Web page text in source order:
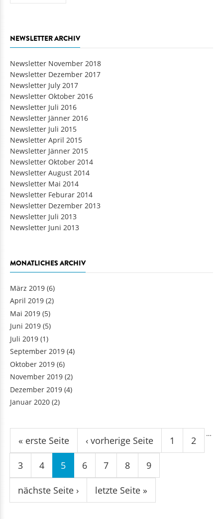
NEWSLETTER ARCHIV
Newsletter November 2018
Newsletter Dezember 2017
Newsletter July 2017
Newsletter Oktober 2016
Newsletter Juli 2016
Newsletter Jänner 2016
Newsletter Juli 2015
Newsletter April 2015
Newsletter Jänner 2015
Newsletter Oktober 2014
Newsletter August 2014
Newsletter Mai 2014
Newsletter Feburar 2014
Newsletter Dezember 2013
Newsletter Juli 2013
Newsletter Juni 2013
MONATLICHES ARCHIV
März 2019 (6)
April 2019 (2)
Mai 2019 (5)
Juni 2019 (5)
Juli 2019 (1)
September 2019 (4)
Oktober 2019 (6)
November 2019 (2)
Dezember 2019 (4)
Januar 2020 (2)
Seiten
« erste Seite ‹ vorherige Seite 1 2
3 4 5 6 7 8 9
…
nächste Seite › letzte Seite »